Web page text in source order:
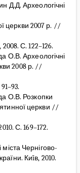
Д.Д. Археологічні
церкви 2007 р. //
С. 122–126.
О.В. Археологічні
2008 р. //
О.В. Розкопки
церкви //
С. 169–172.
міста Чернігово-
Киïв, 2010.